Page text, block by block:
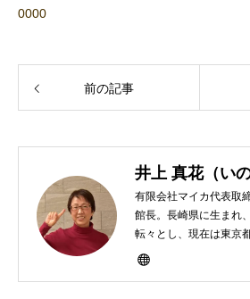
0000
前の記事
井上 真花（い
有限会社マイカ代表取
館長。長崎県に生まれ
転々とし、現在は東京
にHP100LXと出会った